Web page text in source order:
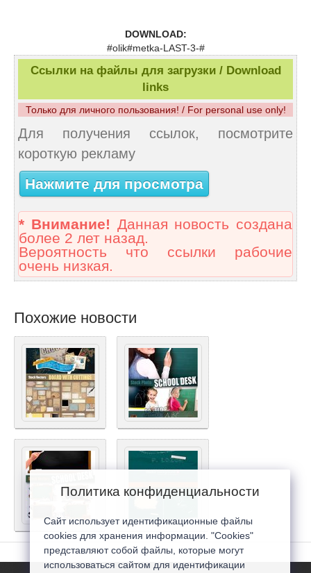
DOWNLOAD:
#olik#metka-LAST-3-#
Ссылки на файлы для загрузки / Download
links
Только для личного пользования! / For personal use only!
Для получения ссылок, посмотрите
короткую рекламу
Нажмите для просмотра
* Внимание! Данная новость создана
более 2 лет назад.
Вероятность что ссылки рабочие
очень низкая.
Похожие новости
Политика конфиденциальности
Сайт использует идентификационные файлы
cookies для хранения информации. "Cookies"
представляют собой файлы, которые могут
использоваться сайтом для идентификации